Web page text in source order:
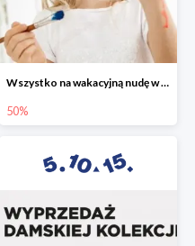
Wszystko na wakacyjną nudę w 5.10.15 - gry i zabawki do -50%
50%